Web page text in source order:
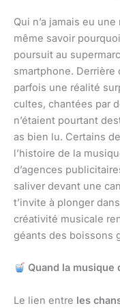
Qui n’a jamais eu
même savoir
poursuit au
smartphone.
parfois une réalité
cultes, chantées par
n’étaient pourtant
as bien lu. Certains
l’histoire de la
d’agences
saliver devant une
t’invite à plonger
créativité musicale
géants des boissons
Quand la musique
Le lien entre les